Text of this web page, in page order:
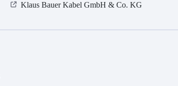
Klaus Bauer Kabel GmbH & Co. KG